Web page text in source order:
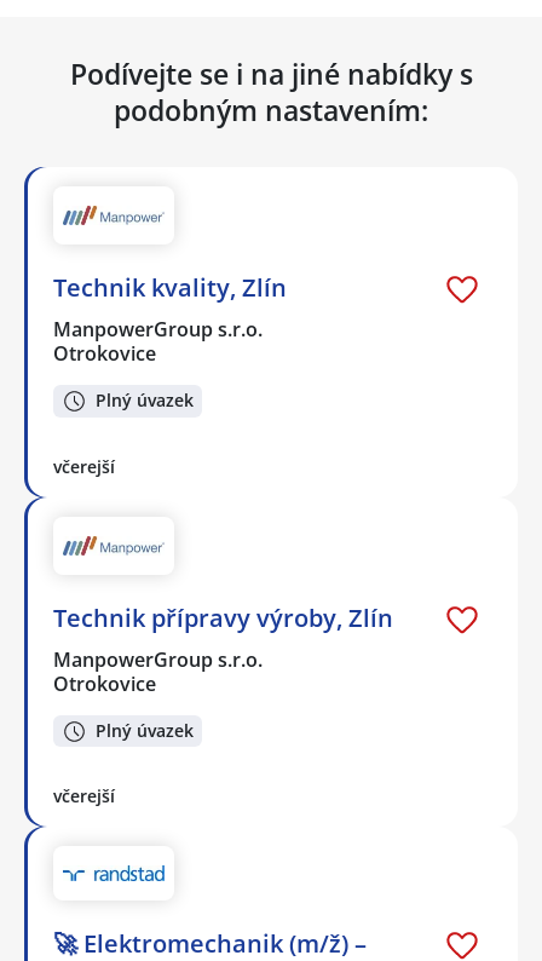
Podívejte se i na jiné nabídky s
podobným nastavením:
Technik kvality, Zlín
ManpowerGroup s.r.o.
Otrokovice
Plný úvazek
včerejší
Technik přípravy výroby, Zlín
ManpowerGroup s.r.o.
Otrokovice
Plný úvazek
včerejší
🚀 Elektromechanik (m/ž) –